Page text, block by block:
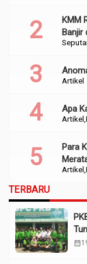
KMM
Banjir
Artikel
Artikel
Apa
Artikel
Para
TERBARU
calendar_month